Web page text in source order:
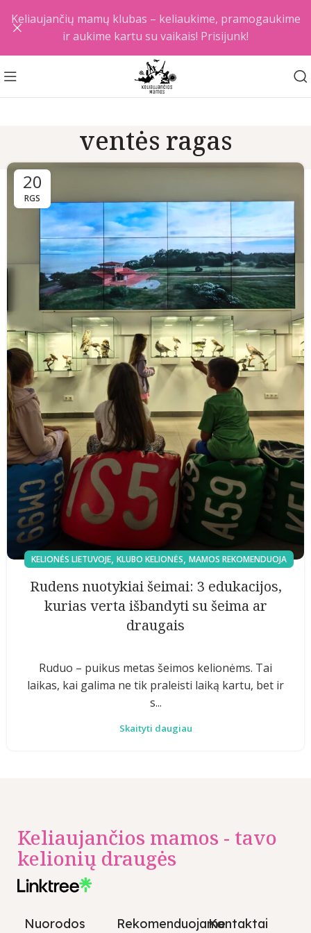
ventės ragas
20
RGS
KELIONĖS LIETUVOJE, KLUBO KELIONĖS, MAMOS REKOMENDUOJA
Rudens nuotykiai šeimai: 3 edukacijos,
kurias verta išbandyti su šeima ar
draugais
Ruduo – puikus metas šeimos kelionėms. Tai
laikas, kai galima ne tik praleisti laiką kartu, bet ir
s...
Skaityti daugiau
Keliaujančios mamos - tavo
kelionių draugės
Nuorodos RekomenduojameKontaktai
Keliaujančių mamų klubas – keliaukime, pramogaukime
ir aukime kartu su vaikais! Prisijunk!